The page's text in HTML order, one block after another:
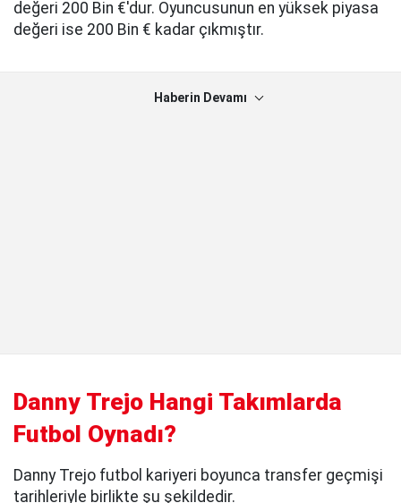
değeri 200 Bin €'dur. Oyuncusunun en yüksek piyasa
değeri ise 200 Bin € kadar çıkmıştır.
Haberin Devamı
Danny Trejo Hangi Takımlarda
Futbol Oynadı?
Danny Trejo futbol kariyeri boyunca transfer geçmişi
tarihleriyle birlikte şu şekildedir.